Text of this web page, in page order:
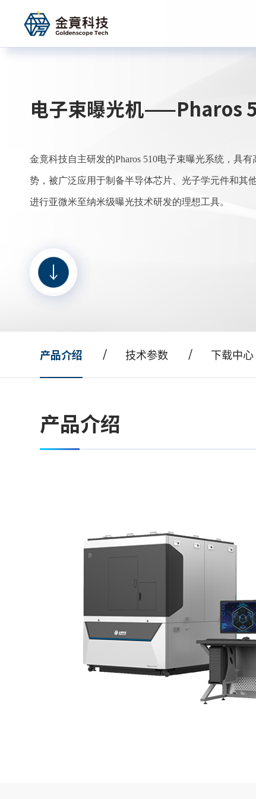
电子束曝光机——Pharos
金竟科技自主研发的Pharos 510电子束曝光系统，具
势，被广泛应用于制备半导体芯片、光子学元件和其
进行亚微米至纳米级曝光技术研发的理想工具。
产品介绍 技术参数 下载中心
产品介绍